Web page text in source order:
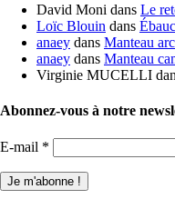
David Moni dans Le
Loïc Blouin dans
anaey dans Manteau
anaey dans Manteau
Virginie MUCELLI
Abonnez-vous à notre
E-mail *